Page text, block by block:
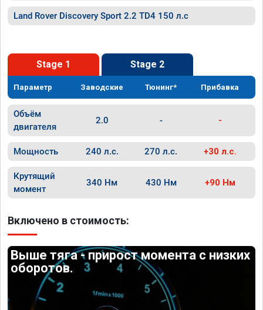
Land Rover Discovery Sport 2.2 TD4 150 л.с
Stage 1 Stage 2
Параметр Заводские Тюнинг* Прибавка
Объём
двигателя
2.0 - -
Мощность 240 л.с. 270 л.с. +30 л.с.
Крутящий
момент
340 Нм 430 Нм +90 Нм
Включено в стоимость:
Выше тяга - прирост момента с низких
оборотов.